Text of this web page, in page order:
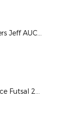
Finale Coupe du Gers Jeff AUCOURT : ASFLS 2 / EAUZE - Score 4 à 0
Championnat France Futsal 2019 Carnot